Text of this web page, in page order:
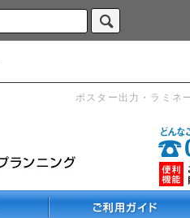
ポスター出力・ラミネ